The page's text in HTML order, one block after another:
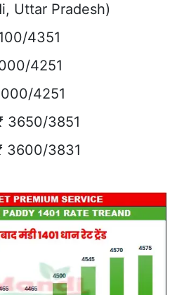
Uttar Pradesh)
4351
4251
4251
3650/3851
₹ 3600/3831